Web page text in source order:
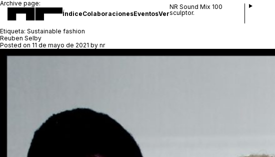
ÍndiceColaboracionesEventosVer
NR Sound Mix 100
sculptor.
Archive page:
Etiqueta: Sustainable fashion
Reuben Selby
Posted on 11 de mayo de 2021 by nr